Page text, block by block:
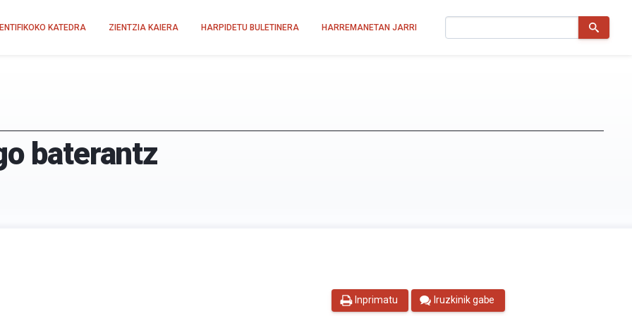
KATEDRA ZIENTZIA KAIERA HARPIDETU BULETINERA HARREMANETAN JARRI
baterantz
Inprimatu Iruzkinik gabe